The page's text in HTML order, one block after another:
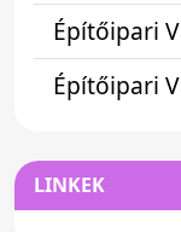
Építőipari
Építőipari
LINKEK